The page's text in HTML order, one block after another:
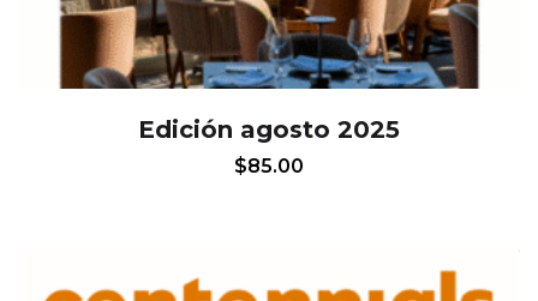
Edición agosto 2025
$85.00